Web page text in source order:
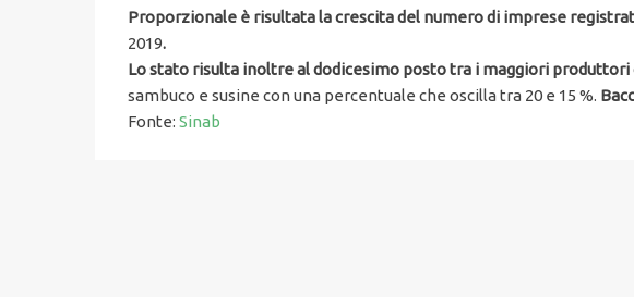
Proporzionale è risultata la crescita del numero di imprese
2019.
Lo stato risulta inoltre al dodicesimo posto tra i maggiori
sambuco e susine con una percentuale che oscilla tra 20 e 15 %.
Fonte: Sinab